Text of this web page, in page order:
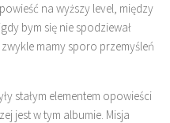
na wyższy level, między
bym się nie spodziewał
mamy sporo przemyśleń
stałym elementem opowieści
jest w tym albumie. Misja